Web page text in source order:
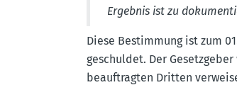
Ergebnis ist zu
Diese Bestimmung ist zum
geschuldet. Der
beauf­tragten Dritten